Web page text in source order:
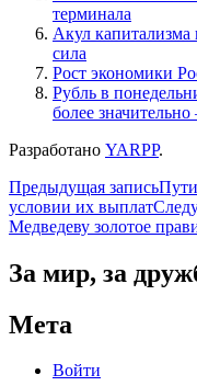
терминала
Акул капитализма
сила
Рост экономики
Рубль в
более
Разработано YARPP.
Навигация
по
Предыдущая запись
условии их выплат
Медведеву золотое
За мир, за
Мета
Войти